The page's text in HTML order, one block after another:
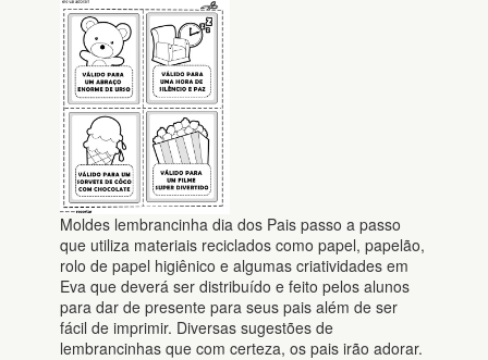
Moldes lembrancinha dia dos Pais passo a passo
que utiliza materiais reciclados como papel, papelão,
rolo de papel higiênico e algumas criatividades em
Eva que deverá ser distribuído e feito pelos alunos
para dar de presente para seus pais além de ser
fácil de imprimir. Diversas sugestões de
lembrancinhas que com certeza, os pais irão adorar.